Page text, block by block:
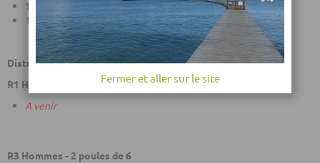
13h45 : Boule d'essai
14h00 : Compétition 3 parties
District Picardie
R1 Hommes - poule de 8
A venir
R3 Hommes - 2 poules de 6
Fermer et aller sur le site